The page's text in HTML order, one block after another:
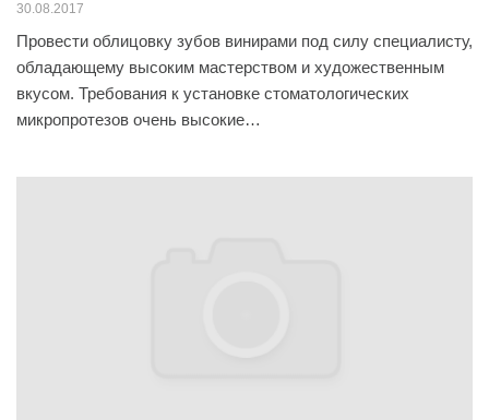
30.08.2017
Провести облицовку зубов винирами под силу специалисту,
обладающему высоким мастерством и художественным
вкусом. Требования к установке стоматологических
микропротезов очень высокие…